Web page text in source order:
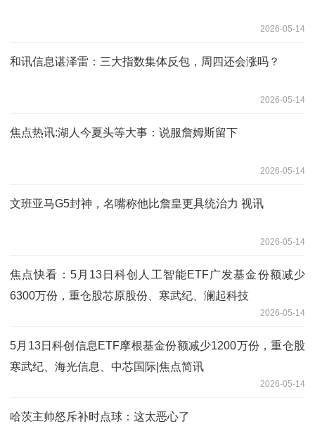
2026-05-14
和讯信息谌泽雷：三大指数集体反包，周四还会涨吗？
2026-05-14
焦点热讯:湖人今夏头等大事：说服詹姆斯留下
2026-05-14
文班亚马G5封神，名嘴称他比詹皇更具统治力 视讯
2026-05-14
焦点快看：5月13日科创人工智能ETF广发基金份额减少
6300万份，重仓股芯原股份、寒武纪、澜起科技
2026-05-14
5月13日科创信息ETF摩根基金份额减少1200万份，重仓股
寒武纪、海光信息、中芯国际|焦点简讯
2026-05-14
哈茨主帅怒斥补时点球：这太恶心了